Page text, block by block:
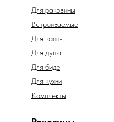
Встраиваемые
Для биде
Для ванны
Для душа
Для раковины
Для кухни
Комплекты